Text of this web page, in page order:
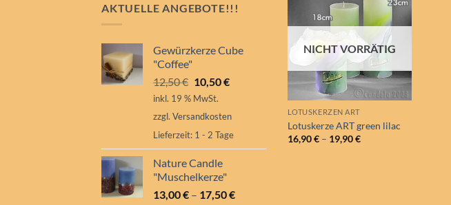
AKTUELLE ANGEBOTE!!!
Gewürzkerze Cube
"Coffee"
12,50€ Ursprünglicher
Preis
war:
12,50 €
10,50€Aktueller
10,50 €.
inkl. 19 % MwSt.
zzgl. Versandkosten
Lieferzeit: 1 - 2 Tage
Nature Candle
"Muschelkerze"
13,00€ – 17,50€
Auf die
Wunschliste
NICHT VORRÄTIG
LOTUSKERZEN ART
Lotuskerze ART green lilac
16,90€– 19,90€